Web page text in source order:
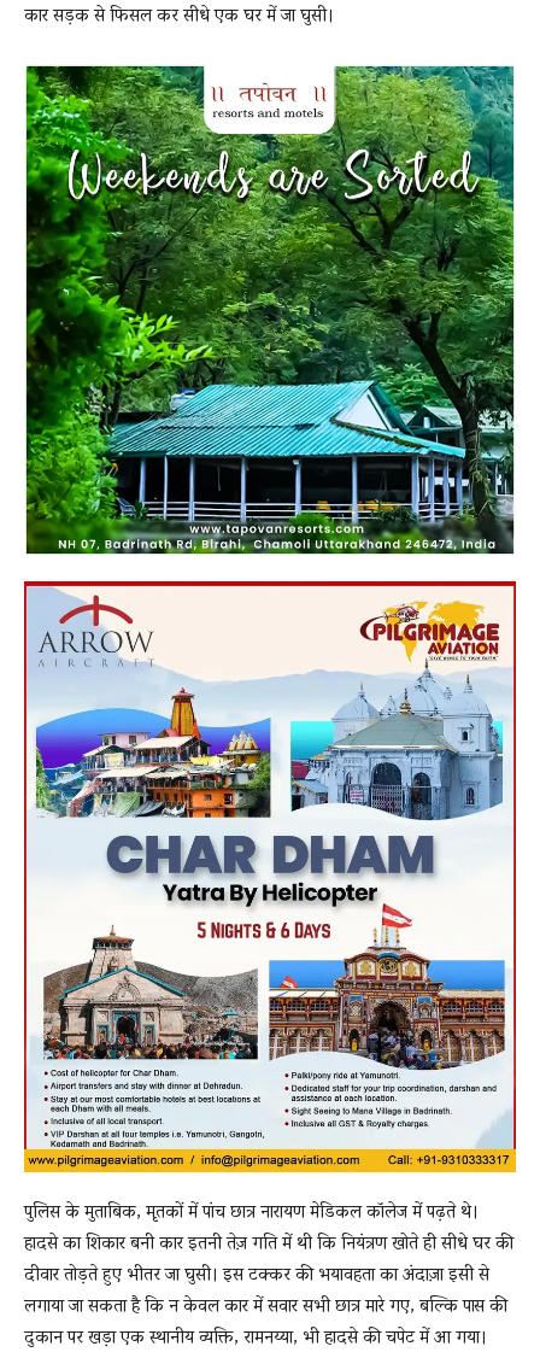
कार सड़क से फिसल कर सीधे एक घर में जा घुसी।
पुलिस के मुताबिक, मृतकों में पांच छात्र नारायण मेडिकल कॉलेज में पढ़ते थे।
हादसे का शिकार बनी कार इतनी तेज़ गति में थी कि नियंत्रण खोते ही सीधे घर की
दीवार तोड़ते हुए भीतर जा घुसी। इस टक्कर की भयावहता का अंदाज़ा इसी से
लगाया जा सकता है कि न केवल कार में सवार सभी छात्र मारे गए, बल्कि पास की
दुकान पर खड़ा एक स्थानीय व्यक्ति, रामनय्या, भी हादसे की चपेट में आ गया।